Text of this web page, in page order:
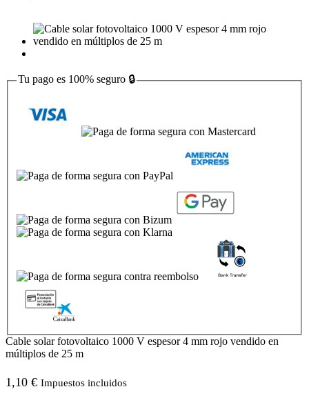
Tu pago es 100% seguro 🔒
Cable solar fotovoltaico 1000 V espesor 4 mm rojo vendido en
múltiplos de 25 m
1,10 € Impuestos incluidos